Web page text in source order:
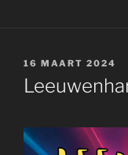
GEPLAATST
OP
16 MAART 2024